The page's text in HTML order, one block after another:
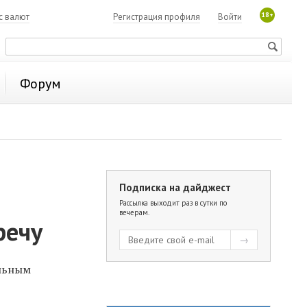
валют 18+
Войти
Регистрация профиля
Форум
Подписка на дайджест
Рассылка выходит раз в сутки по
вечерам.